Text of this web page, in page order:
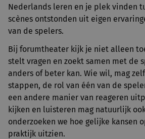
Nederlands leren en je plek vinden
scènes ontstonden uit eigen
van de spelers.
Bij forumtheater kijk je niet alleen
stelt vragen en zoekt samen met de
anders of beter kan. Wie wil, mag
stappen, de rol van één van de
een andere manier van reageren
kijken en luisteren mag natuurlijk
onderzoeken we hoe gelijke kansen
praktijk uitzien.